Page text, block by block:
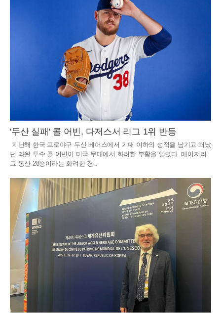
'두산 실패' 콜 어빈, 다저스서 리그 1위 반등
지난해 한국 프로야구 두산 베어스에서 기대 이하의 성적을 남기고 떠났
던 좌완 투수 콜 어빈이 미국 무대에서 화려한 부활을 알렸다. 메이저리
그 통산 28승이라는 화려한 경..